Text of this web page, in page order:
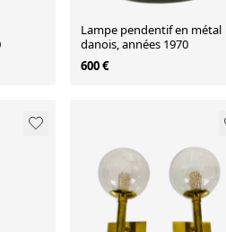
Lampe pendentif en métal
danois, années 1970
600 €